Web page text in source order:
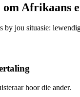
om Afrikaans
by jou situasie:
hoor die ander.